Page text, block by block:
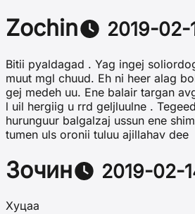
Zochin 2019-02-
Bitii pyaldagad . Yag ingej
muut mgl chuud. Eh ni heer alag
gej medeh uu. Ene balair targan
l uil hergiig u rrd geljluulne .
hurunguur balgalzaj ussun ene
tumen uls oronii tuluu ajillahav dee
Зочин 2019-02-
Хуцаа